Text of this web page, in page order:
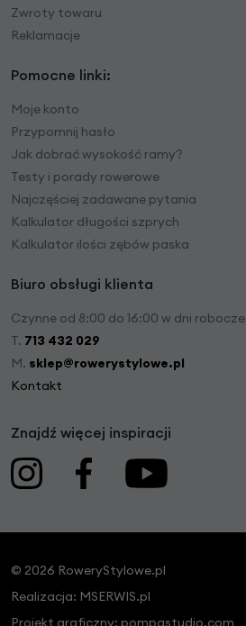
Zwroty towaru
Reklamacje
Pomocne linki:
Moje konto
Przypomnij hasło
Jak dobrać wysokość ramy?
Testy i porady rowerowe
Najczęściej zadawane pytania
Kalkulator długości szprych
Kalkulator ilości zębów paska
Biuro obsługi klienta
Czynne od 8:00 do 16:00 w dni robocze
T. 713 432 029
M. sklep@rowerystylowe.pl
Kontakt
Znajdź więcej inspiracji
© 2026 RoweryStylowe.pl
Realizacja: MSERWIS.pl
Projekt graficzny: pompastudio.com